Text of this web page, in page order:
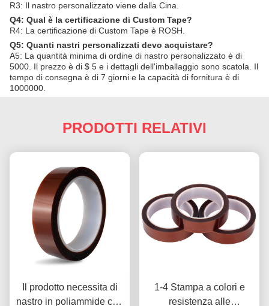
R3: Il nastro personalizzato viene dalla Cina.
Q4: Qual è la certificazione di Custom Tape?
R4: La certificazione di Custom Tape è ROSH.
Q5: Quanti nastri personalizzati devo acquistare?
A5: La quantità minima di ordine di nastro personalizzato è di
5000. Il prezzo è di $ 5 e i dettagli dell'imballaggio sono scatola. Il
tempo di consegna è di 7 giorni e la capacità di fornitura è di
1000000.
PRODOTTI RELATIVI
Il prodotto necessita di
nastro in poliammide con
1-4 Stampa a colori e
resistenza alle